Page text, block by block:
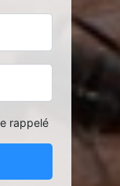
rappelé